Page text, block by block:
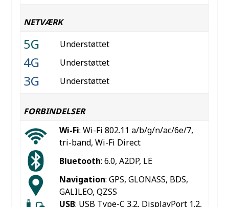
NETVÆRK
5G Understøttet
4G Understøttet
3G Understøttet
FORBINDELSER
Wi-Fi: Wi-Fi 802.11 a/b/g/n/ac/6e/7,
tri-band, Wi-Fi Direct
Bluetooth: 6.0, A2DP, LE
Navigation: GPS, GLONASS, BDS,
GALILEO, QZSS
USB: USB Type-C 3.2, DisplayPort 1.2,